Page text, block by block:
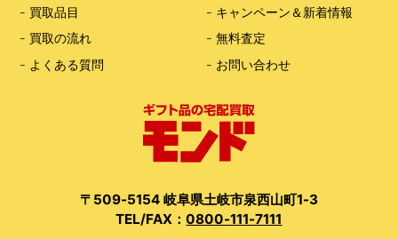
〒509-5154 岐阜県土岐市泉西山町1-3
TEL/FAX：0800-111-7111
- 買取品目
- 買取の流れ
- よくある質問
- キャンペーン＆新着情報
-無料査定
- お問い合わせ